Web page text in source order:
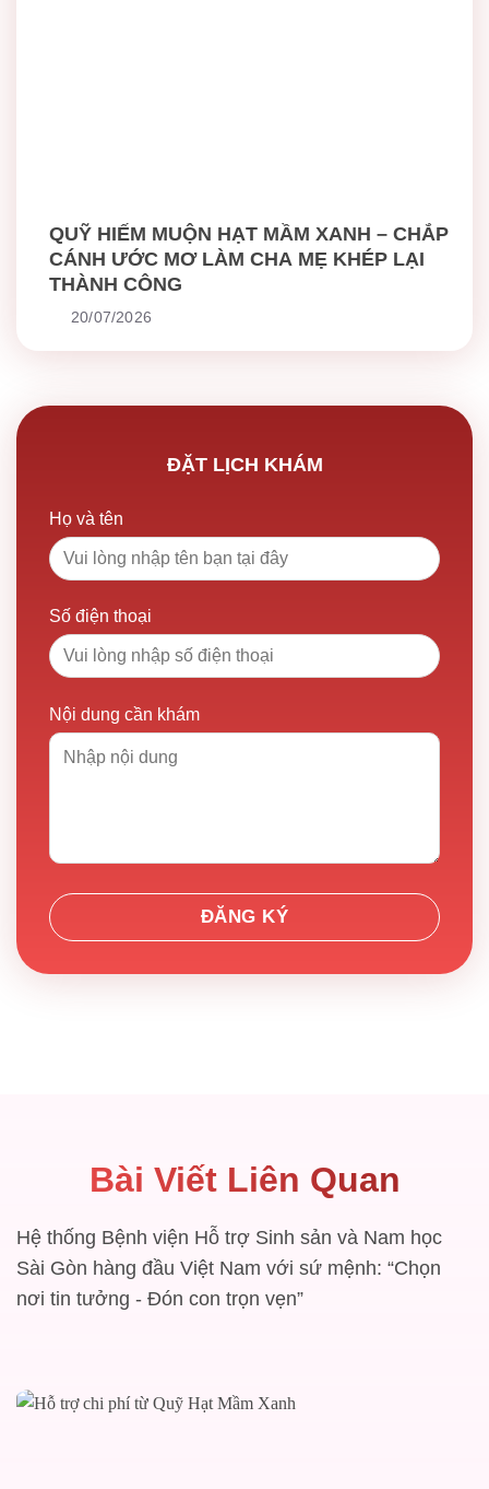
QUỸ HIẾM MUỘN HẠT MẦM XANH – CHẮP
CÁNH ƯỚC MƠ LÀM CHA MẸ KHÉP LẠI
THÀNH CÔNG
20/07/2026
ĐẶT LỊCH KHÁM
Họ và tên
Số điện thoại
Nội dung cần khám
Bài Viết Liên Quan
Hệ thống Bệnh viện Hỗ trợ Sinh sản và Nam học
Sài Gòn hàng đầu Việt Nam với sứ mệnh: “Chọn
nơi tin tưởng - Đón con trọn vẹn”